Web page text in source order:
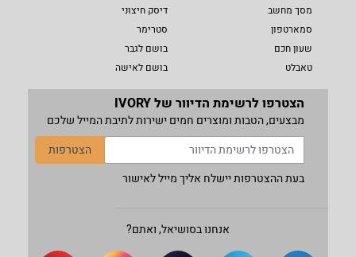
מסך מחשב
סמארטפון
שעון חכם
טאבלט
דיסק חיצוני
סטרימר
בושם לגבר
בושם לאישה
הצטרפו לרשימת הדיוור של IVORY
מבצעים, הטבות ומוצרים חמים ישירות לתיבת המייל שלכם
הצטרפות
בעת ההצטרפות יישלח אליך מייל לאישור
אנחנו בסושיאל, ואתם?